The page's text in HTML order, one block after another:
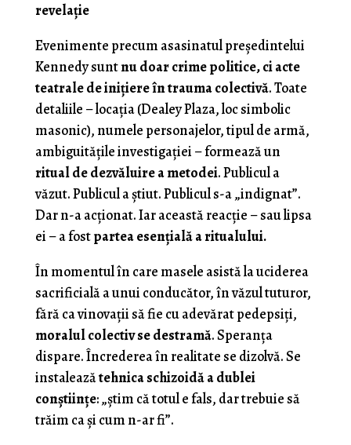
revelație
Evenimente precum asasinatul președintelui
Kennedy suntnu doar crime politice, ci acte
teatrale de inițiere în trauma colectivă. Toate
detaliile – locația (Dealey Plaza, loc simbolic
masonic), numele personajelor, tipul de armă,
ambiguitățile investigației – formează un
ritual de dezvăluire a metodei. Publicul a
văzut. Publicul a știut. Publicul s-a „indignat”.
Dar n-a acționat. Iar această reacție – sau lipsa
ei – a fostpartea esențială a ritualului.
În momentul în care masele asistă la uciderea
sacrificială a unui conducător, în văzul tuturor,
fără ca vinovații să fie cu adevărat pedepsiți,
moralul colectiv se destramă. Speranța
dispare. Încrederea în realitate se dizolvă. Se
instaleazătehnica schizoidă a dublei
conștiințe: „știm că totul e fals, dar trebuie să
trăim ca și cum n-ar fi”.